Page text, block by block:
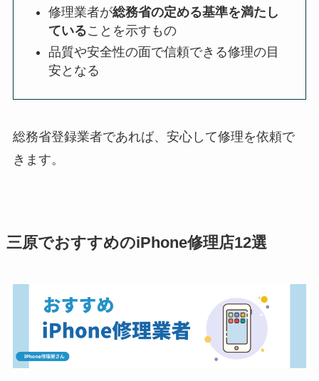
修理業者が総務省の定める基準を満たし
ていることを示すもの
品質や安全性の面で信頼できる修理の目
安となる
総務省登録業者であれば、安心して修理を依頼で
きます。
三原でおすすめのiPhone修理店12選